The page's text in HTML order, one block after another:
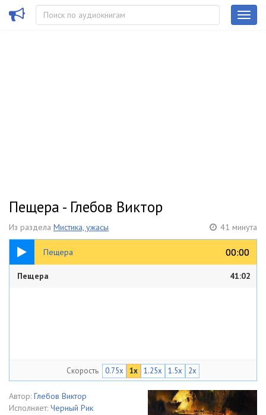
Пещера - Глебов Виктор
Из раздела Мистика, ужасы 41 минута
Пещера 00:00
00:00
41:02
Пещера 41:02
Скорость 0.75x 1x 1.25x 1.5x 2x
Автор: Глебов Виктор
Исполняет: Черный Рик